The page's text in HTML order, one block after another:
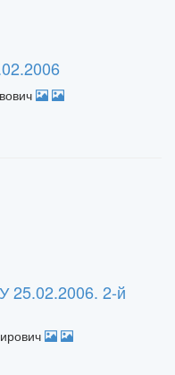
25.02.2006. 2-й